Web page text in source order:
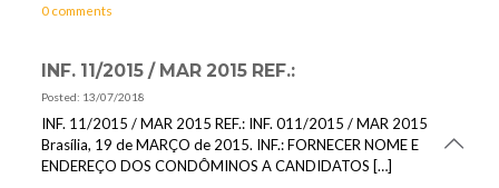
0 comments
INF. 11/2015 / MAR 2015 REF.:
Posted: 13/07/2018
INF. 11/2015 / MAR 2015 REF.: INF. 011/2015 / MAR 2015
Brasília, 19 de MARÇO de 2015. INF.: FORNECER NOME E
ENDEREÇO DOS CONDÔMINOS A CANDIDATOS […]